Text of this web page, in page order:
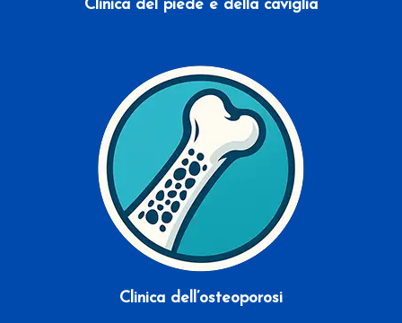
Clinica del piede e della caviglia
Clinica dell’osteoporosi
Scopri di più